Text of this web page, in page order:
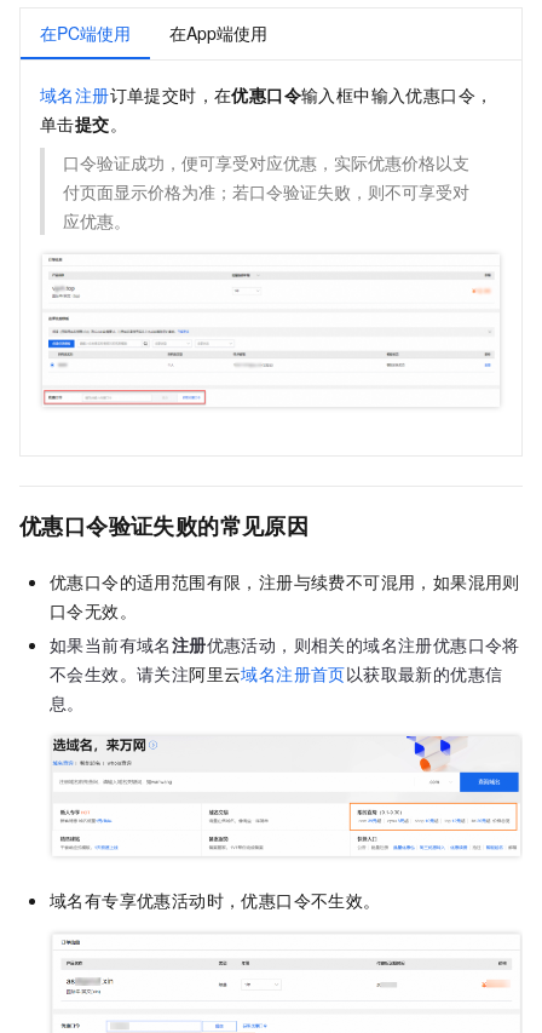
在PC端使用 在App端使用
域名注册订单提交时，在优惠口令输入框中输入优惠口令，
单击提交。
口令验证成功，便可享受对应优惠，实际优惠价格以支
付页面显示价格为准；若口令验证失败，则不可享受对
应优惠。
优惠口令验证失败的常见原因
优惠口令的适用范围有限，注册与续费不可混用，如果混用则
口令无效。
如果当前有域名注册优惠活动，则相关的域名注册优惠口令将
不会生效。请关注阿里云域名注册首页以获取最新的优惠信
息。
域名有专享优惠活动时，优惠口令不生效。